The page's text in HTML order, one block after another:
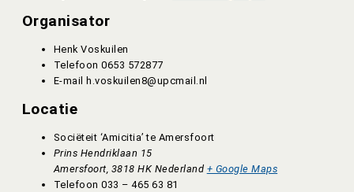
Organisator
Henk Voskuilen
Telefoon0653 572877
E-mail h.voskuilen8@upcmail.nl
Locatie
Sociëteit ‘Amicitia’ te Amersfoort
Prins Hendriklaan 15
Amersfoort, 3818 HK Nederland + Google Maps
Telefoon 033 – 465 63 81